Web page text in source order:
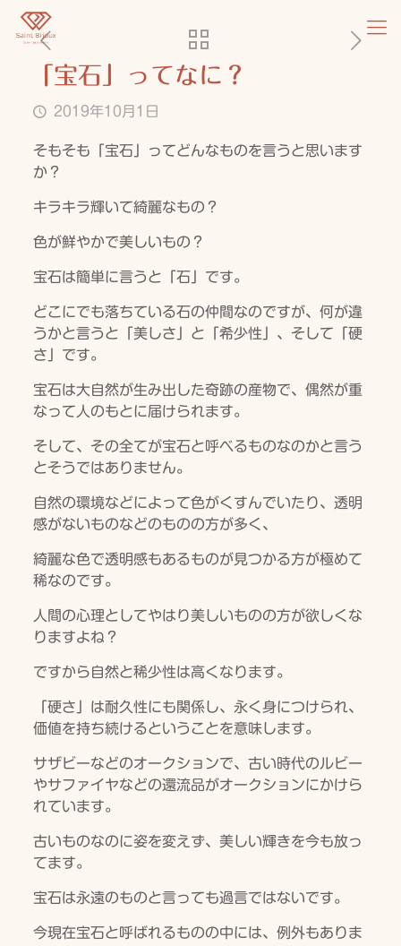
「宝石」ってなに？
2019年10月1日
そもそも「宝石」ってどんなものを言うと思います
か？
キラキラ輝いて綺麗なもの？
色が鮮やかで美しいもの？
宝石は簡単に言うと「石」です。
どこにでも落ちている石の仲間なのですが、何が違
うかと言うと「美しさ」と「希少性」、そして「硬
さ」です。
宝石は大自然が生み出した奇跡の産物で、偶然が重
なって人のもとに届けられます。
そして、その全てが宝石と呼べるものなのかと言う
とそうではありません。
自然の環境などによって色がくすんでいたり、透明
感がないものなどのものの方が多く、
綺麗な色で透明感もあるものが見つかる方が極めて
稀なのです。
人間の心理としてやはり美しいものの方が欲しくな
りますよね？
ですから自然と稀少性は高くなります。
「硬さ」は耐久性にも関係し、永く身につけられ、
価値を持ち続けるということを意味します。
サザビーなどのオークションで、古い時代のルビー
やサファイヤなどの還流品がオークションにかけら
れています。
古いものなのに姿を変えず、美しい輝きを今も放っ
てます。
宝石は永遠のものと言っても過言ではないです。
今現在宝石と呼ばれるものの中には、例外もありま